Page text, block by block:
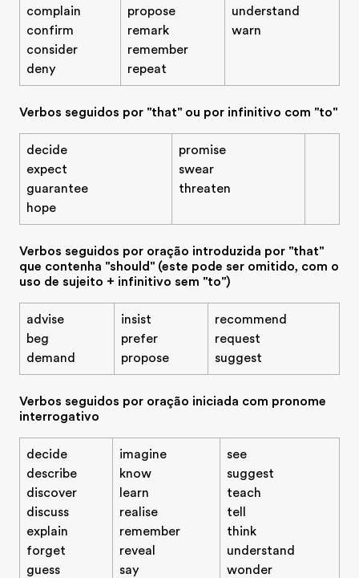
complain
confirm
consider
deny
propose
remark
remember
repeat
understand
warn
Verbos seguidos por "that" ou por infinitivo com "to"
decide
expect
guarantee
hope
promise
swear
threaten
Verbos seguidos por oração introduzida por "that"
que contenha "should" (este pode ser omitido, com o
uso de sujeito + infinitivo sem "to")
advise
beg
demand
insist
prefer
propose
recommend
request
suggest
Verbos seguidos por oração iniciada com pronome
interrogativo
decide
describe
discover
discuss
explain
forget
guess
imagine
know
learn
realise
remember
reveal
say
see
suggest
teach
tell
think
understand
wonder